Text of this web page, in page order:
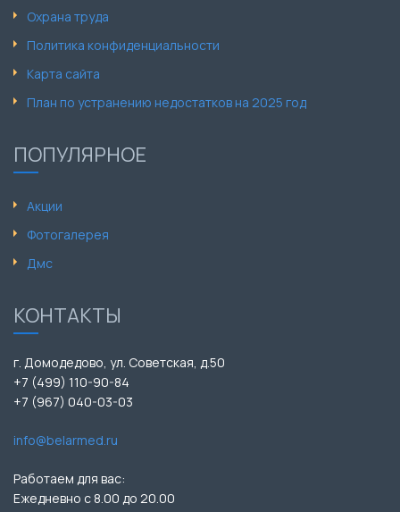
Охрана труда
Политика конфиденциальности
Карта сайта
План по устранению недостатков на 2025 год
ПОПУЛЯРНОЕ
Акции
Фотогалерея
Дмс
КОНТАКТЫ
г. Домодедово, ул. Советская, д.50
+7 (499) 110-90-84
+7 (967) 040-03-03
info@belarmed.ru
Работаем для вас:
Ежедневно с 8.00 до 20.00